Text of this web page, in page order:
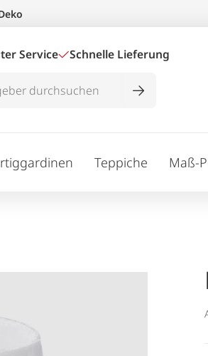
Service Schnelle Lieferung
Teppiche Maß-